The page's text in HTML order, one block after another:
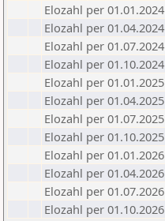
Elozahl per 01.01.2024
Elozahl per 01.04.2024
Elozahl per 01.07.2024
Elozahl per 01.10.2024
Elozahl per 01.01.2025
Elozahl per 01.04.2025
Elozahl per 01.07.2025
Elozahl per 01.10.2025
Elozahl per 01.01.2026
Elozahl per 01.04.2026
Elozahl per 01.07.2026
Elozahl per 01.10.2026